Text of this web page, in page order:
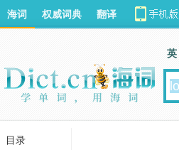
海词 权威词典 翻译
目录